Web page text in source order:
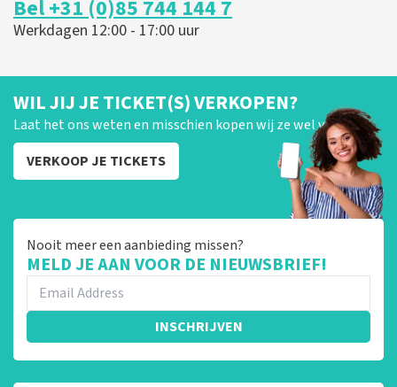
Bel +31 (0)85 744 144 7
Werkdagen 12:00 - 17:00 uur
WIL JIJ JE TICKET(S) VERKOPEN?
Laat het ons weten en misschien kopen wij ze wel van je!
VERKOOP JE TICKETS
Nooit meer een aanbieding missen?
MELD JE AAN VOOR DE NIEUWSBRIEF!
INSCHRIJVEN